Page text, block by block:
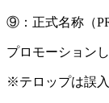
⑨：正式名称（
プロモーション
※テロップは誤